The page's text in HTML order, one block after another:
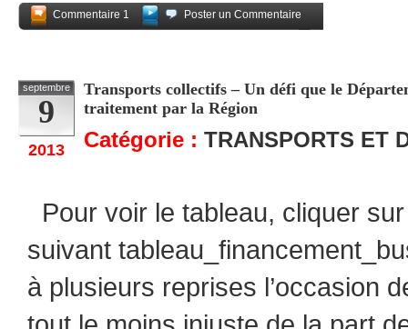
Commentaire 1
Poster un Commentaire
septembre
9
2013
Transports collectifs – Un défi que le
traitement par la Région
Catégorie : TRANSPORTS ET
Pour voir le tableau, cliquer
suivant
à plusieurs reprises l’occasion